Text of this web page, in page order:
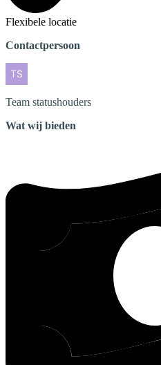
Flexibele locatie
Contactpersoon
Team statushouders
Wat wij bieden